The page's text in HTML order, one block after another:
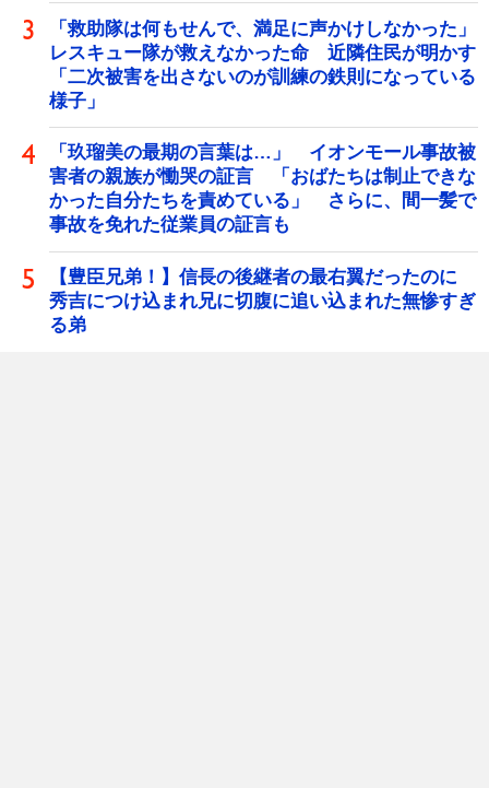
「救助隊は何もせんで、満足に声かけしなかった」
レスキュー隊が救えなかった命 近隣住民が明かす
「二次被害を出さないのが訓練の鉄則になっている
様子」
「玖瑠美の最期の言葉は…」 イオンモール事故被
害者の親族が慟哭の証言 「おばたちは制止できな
かった自分たちを責めている」 さらに、間一髪で
事故を免れた従業員の証言も
【豊臣兄弟！】信長の後継者の最右翼だったのに
秀吉につけ込まれ兄に切腹に追い込まれた無惨すぎ
る弟